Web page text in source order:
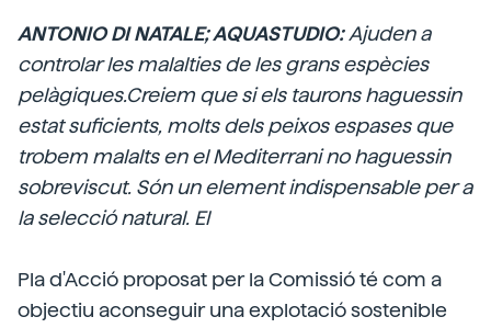
ANTONIO DI NATALE; AQUASTUDIO:Ajuden a
controlar les malalties de les grans espècies
pelàgiques.Creiem que si els taurons haguessin
estat suficients, molts dels peixos espases que
trobem malalts en el Mediterrani no haguessin
sobreviscut. Són un element indispensable per a
la selecció natural. El
Pla d'Acció proposat per la Comissió té com a
objectiu aconseguir una explotació sostenible